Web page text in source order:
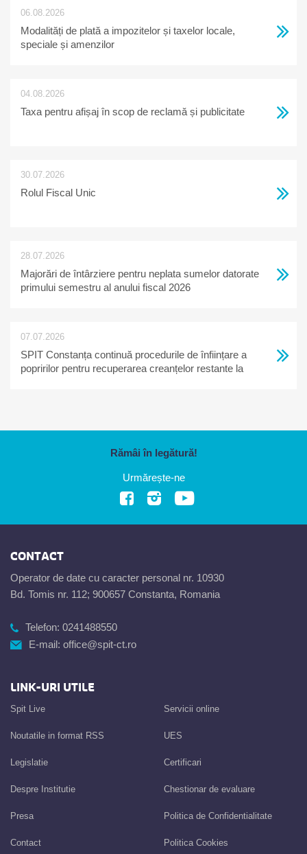
06.08.2026
Modalități de plată a impozitelor și taxelor locale,
speciale și amenzilor
04.08.2026
Taxa pentru afișaj în scop de reclamă și publicitate
30.07.2026
Rolul Fiscal Unic
28.07.2026
Majorări de întârziere pentru neplata sumelor datorate
primului semestru al anului fiscal 2026
07.07.2026
SPIT Constanța continuă procedurile de înființare a
popririlor pentru recuperarea creanțelor restante la
Rămâi în legătură!
Urmărește-ne
CONTACT
Operator de date cu caracter personal nr. 10930
Bd. Tomis nr. 112; 900657 Constanta, Romania
Telefon: 0241488550
E-mail: office@spit-ct.ro
LINK-URI UTILE
Spit Live
Noutatile in format RSS
Legislatie
Despre Institutie
Presa
Contact
Servicii online
UES
Certificari
Chestionar de evaluare
Politica de Confidentialitate
Politica Cookies